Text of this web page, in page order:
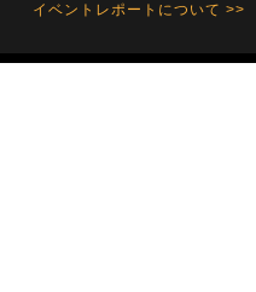
イベントレポートについて >>